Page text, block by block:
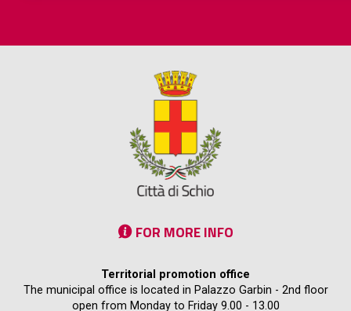
FOR MORE INFO
Territorial promotion office
The municipal office is located in Palazzo Garbin - 2nd floor
open from Monday to Friday 9.00 - 13.00